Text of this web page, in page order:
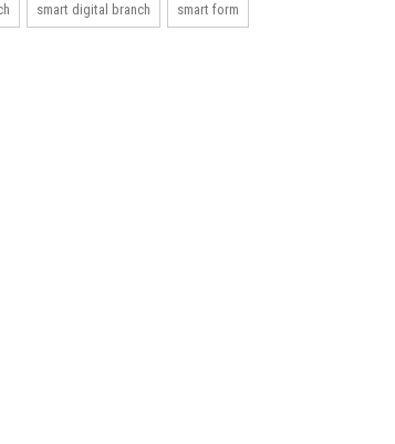
smart digital branch smart form